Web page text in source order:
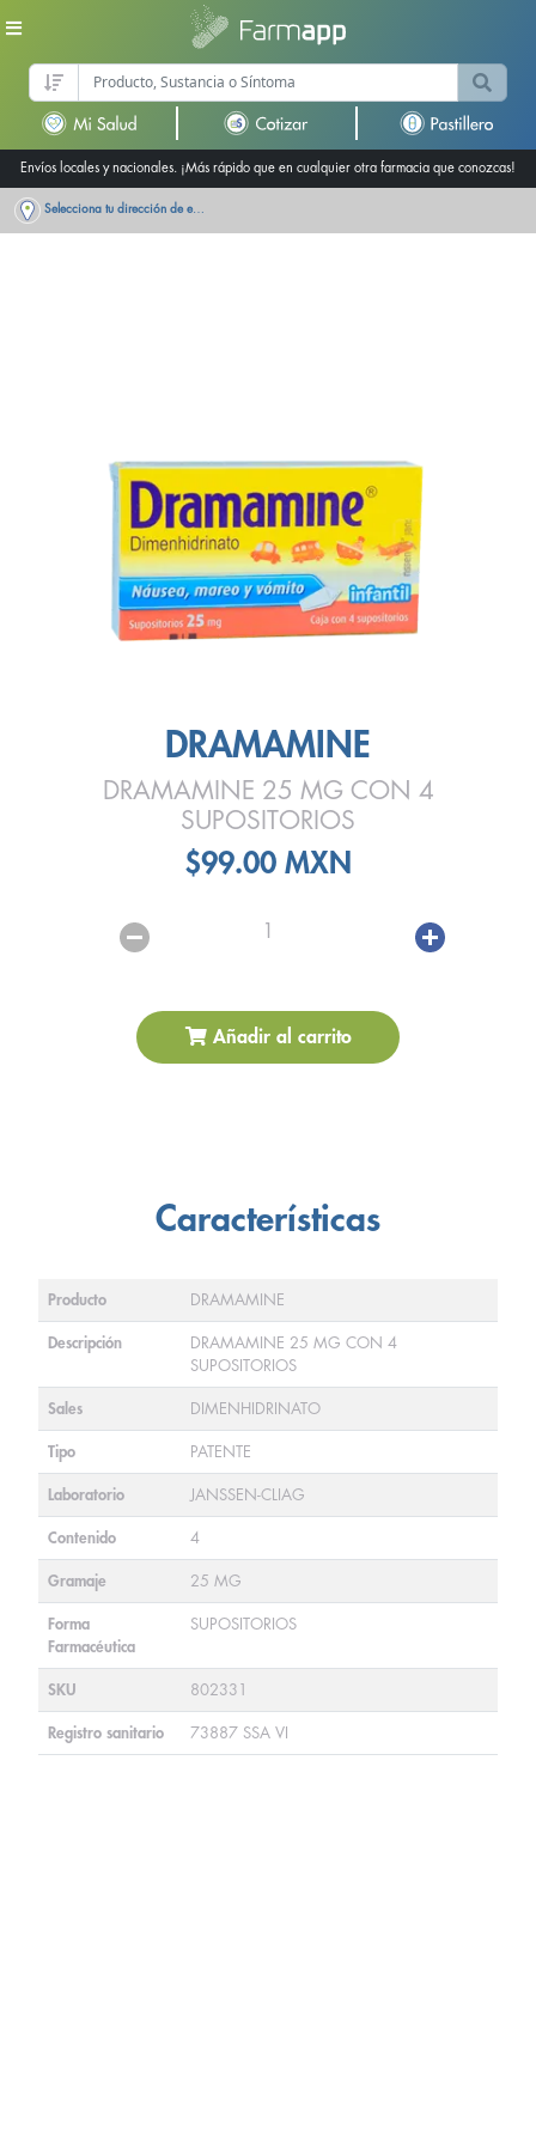
Envíos locales y nacionales. ¡Más rápido que en cualquier otra farmacia que conozcas!
Selecciona tu dirección de entrega
DRAMAMINE
DRAMAMINE 25 MG CON 4
SUPOSITORIOS
$99.00 MXN
1
Añadir al carrito
Características
Producto DRAMAMINE
Descripción
DRAMAMINE 25 MG CON 4
SUPOSITORIOS
Sales DIMENHIDRINATO
Tipo PATENTE
Laboratorio JANSSEN-CLIAG
Contenido 4
Gramaje 25 MG
Forma
Farmacéutica
SUPOSITORIOS
SKU 802331
Registro sanitario 73887 SSA VI